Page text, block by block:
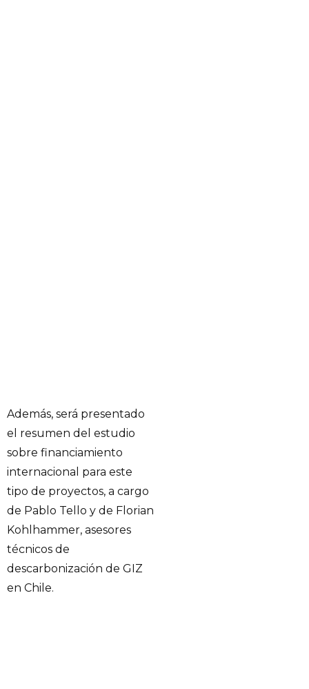
Además, será presentado
el resumen del estudio
sobre financiamiento
internacional para este
tipo de proyectos, a cargo
de Pablo Tello y de Florian
Kohlhammer, asesores
técnicos de
descarbonización de GIZ
en Chile.